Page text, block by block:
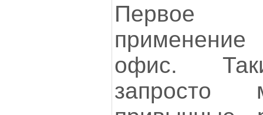
Первое
офис.
запросто